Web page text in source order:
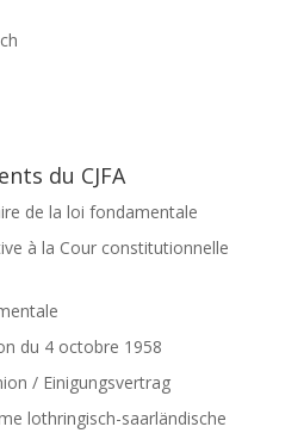
du CJFA
de la loi fondamentale
à la Cour constitutionnelle
du 4 octobre 1958
/ Einigungsvertrag
lothringisch-saarländische